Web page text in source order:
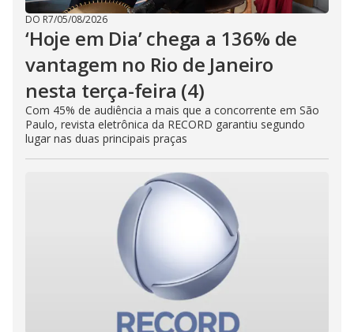
DO R7/05/08/2026
‘Hoje em Dia’ chega a 136% de
vantagem no Rio de Janeiro
nesta terça-feira (4)
Com 45% de audiência a mais que a concorrente em São
Paulo, revista eletrônica da RECORD garantiu segundo
lugar nas duas principais praças